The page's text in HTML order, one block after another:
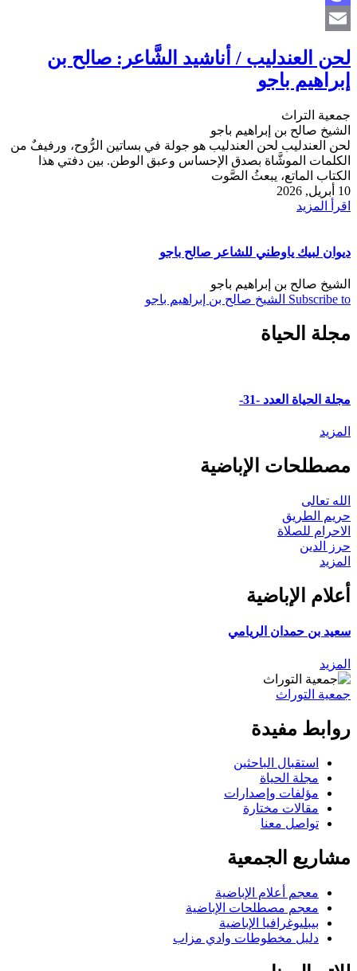
Mastodon
لحن العندليب / أناشيد الشَّاعر: صالح بن
إبراهيم باجو
جمعية التراث
الشيخ صالح بن إبراهيم باجو
لحن العندليب لحن العندليب هو جولة في بساتين الرُّوح، ورفيفٌ من
الكلمات الموشَّاة بصدق الإحساس وعبق الوطن. بين دفتي هذا
الكتاب الماتع، يبعثُ الصَّوت
10 أبريل, 2026
اقرأ المزيد
ديوان لبيك ياوطني للشاعر صالح باجو
الشيخ صالح بن إبراهيم باجو
Subscribe to الشيخ صالح بن إبراهيم باجو
مجلة الحياة
مجلة الحياة العدد -31-
المزيد
مصطلحات الإباضية
الله تعالى
حريم الطريق
الاحرام للصلاة
حرز الدين
المزيد
أعلام الإباضية
سعيد بن حمدان الريامي
المزيد
جمعية التوراث
روابط مفيدة
استقبال الباحثين
مجلة الحياة
مؤلفات وإصدارات
مقالات مختارة
تواصل معنا
مشاريع الجمعية
معجم أعلام الإباضية
معجم مصطلحات الإباضية
بيبليوغرافيا الإباضية
دليل مخطوطات وادي مزاب